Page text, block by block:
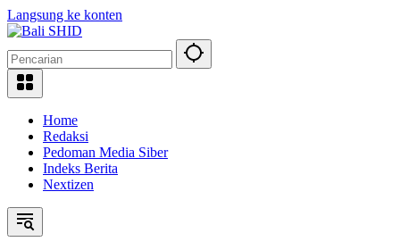
Langsung ke konten
Home
Redaksi
Pedoman Media Siber
Indeks Berita
Nextizen